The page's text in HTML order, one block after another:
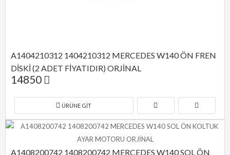
A1404210312 1404210312 MERCEDES W140 ÖN FREN
DİSKİ (2 ADET FİYATIDIR) ORJİNAL
14850
ÜRÜNE GIT
A1408200742 1408200742 MERCEDES W140 SOL ÖN